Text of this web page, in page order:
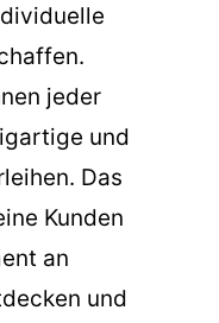
jeder
und
Das
Kunden
an
und